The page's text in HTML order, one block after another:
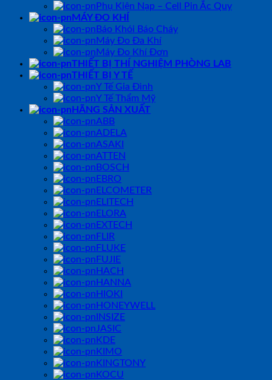
Phụ Kiện Nạp – Cell Pin Ắc Quy
MÁY ĐO KHÍ
Báo Khói Báo Cháy
Máy Đo Đa Khí
Máy Đo Khí Đơn
THIẾT BỊ THÍ NGHIỆM PHÒNG LAB
THIẾT BỊ Y TẾ
Y Tế Gia Đình
Y Tế Thẩm Mỹ
HÃNG SẢN XUẤT
ABB
ADELA
ASAKI
ATTEN
BOSCH
EBRO
ELCOMETER
ELITECH
ELORA
EXTECH
FLIR
FLUKE
FUJIE
HACH
HANNA
HIOKI
HONEYWELL
INSIZE
JASIC
KDE
KIMO
KINGTONY
KOCU